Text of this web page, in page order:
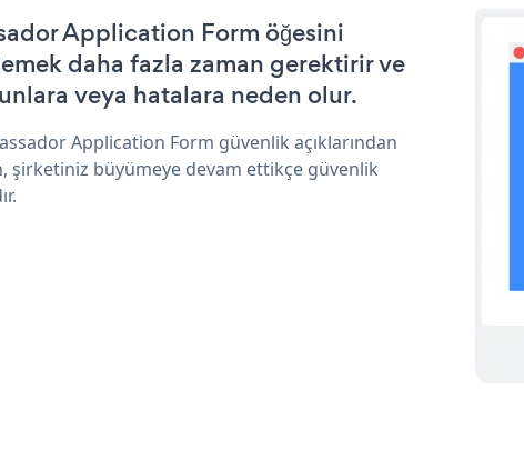
Application Form öğesini
daha fazla zaman gerektirir ve
veya hatalara neden olur.
Application Form güvenlik açıklarından
şirketiniz büyümeye devam ettikçe güvenlik